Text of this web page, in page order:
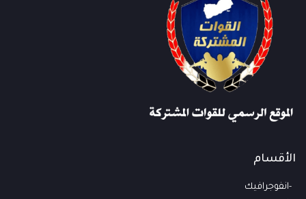
الأقسام
انفوجرافيك